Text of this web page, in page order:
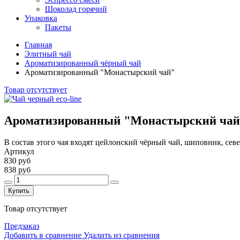
Шоколад горячий
Упаковка
Пакеты
Главная
Элитный чай
Ароматизированный чёрный чай
Ароматизированный "Монастырский чай"
Товар отсутствует
Ароматизированный "Монастырский
В состав этого чая входят цейлонский чёрный чай, шиповник,
Артикул
830 руб
838 руб
Купить
Товар отсутствует
Предзаказ
Добавить в сравнение Удалить из сравнения